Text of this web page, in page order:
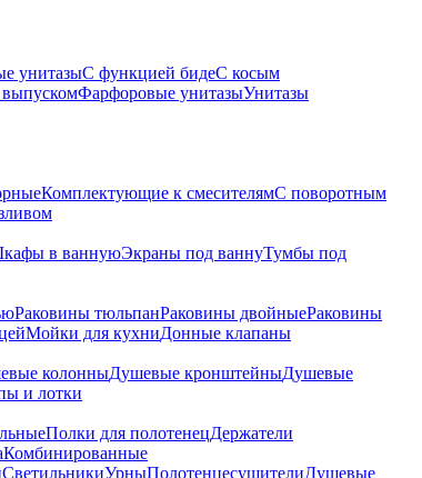
унитазыС функцией бидеС косым
Фарфоровые унитазыУнитазы
Комплектующие к смесителямС поворотным
в ваннуюЭкраны под ваннуТумбы под
Раковины тюльпанРаковины двойныеРаковины
Мойки для кухниДонные клапаны
колонныДушевые кронштейныДушевые
и лотки
Полки для полотенецДержатели
Комбинированные
СветильникиУрныПолотенцесушителиДушевые